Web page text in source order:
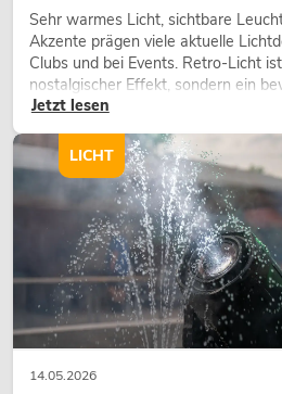
Sehr warmes Licht, sichtbare
Akzente prägen viele aktuelle
Clubs und bei Events. Retro-Licht
nostalgischer Effekt, sondern ein
Gestaltungsmittel: Es schafft
wirken lassen.
Jetzt lesen
14.05.2026
LICHT